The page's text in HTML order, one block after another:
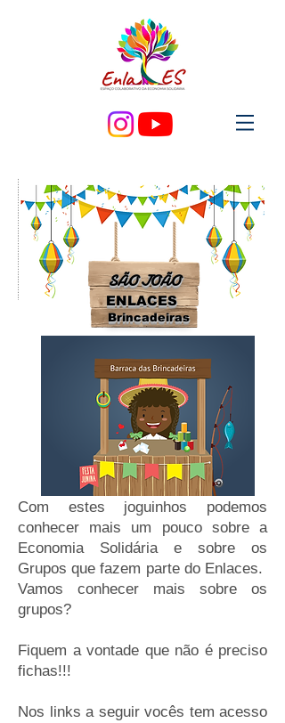
SÃO JOÃO
ENLACES
Brincadeiras
Com estes joguinhos podemos
conhecer mais um pouco sobre a
Economia Solidária e sobre os
Grupos que fazem parte do Enlaces.
Vamos conhecer mais sobre os
grupos?
Fiquem a vontade que não é preciso
fichas!!!
Nos links a seguir vocês tem acesso